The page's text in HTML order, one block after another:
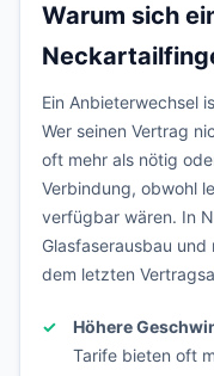
Warum sich
Ein Anbieterwechsel
Wer seinen Vertrag
oft mehr als nötig
Verbindung, obwohl
verfügbar wären. In
Glasfaserausbau
dem letzten
Höhere
Tarife bieten oft